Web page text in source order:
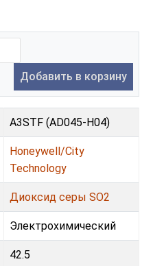
Добавить в корзину
A3STF (AD045-H04)
Honeywell/City
Technology
Диоксид серы SO2
Электрохимический
42.5